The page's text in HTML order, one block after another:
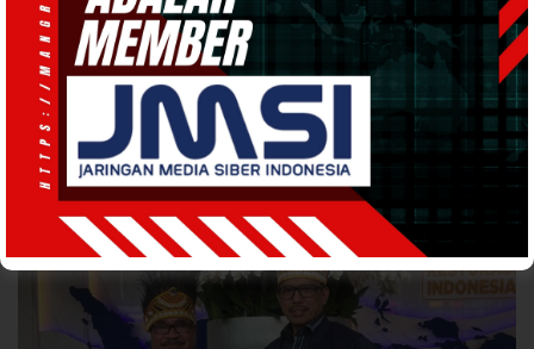
POLITIK · 8 Agu 202407:34WIB·waktu baca 1 menit
Duet Politisi-Birokrat, DAMAI Klaim
Bukan Perkara Sulit Membangun
Daerah